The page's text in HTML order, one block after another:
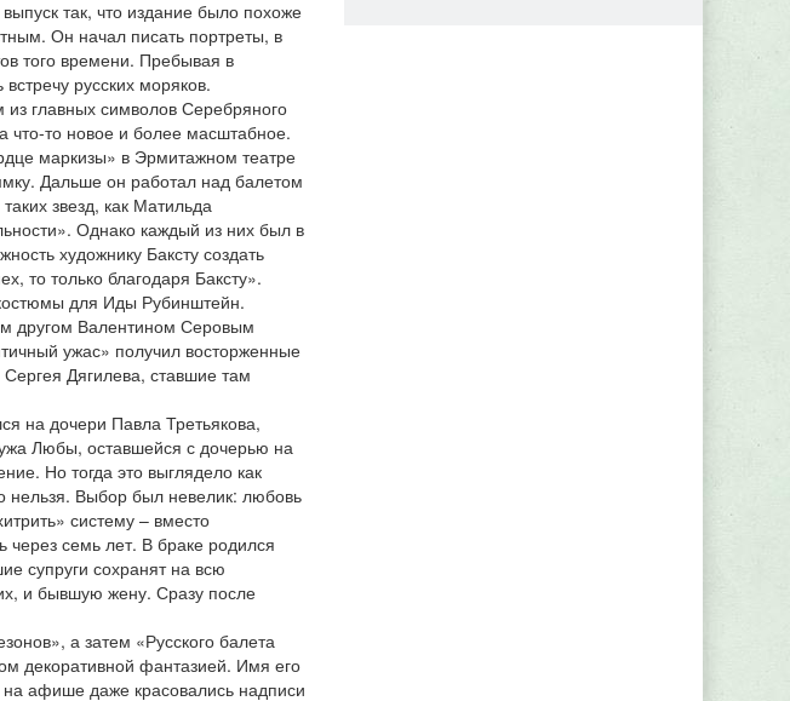
так, что издание было похоже
Он начал писать портреты, в
того времени. Пребывая в
русских моряков.
из главных символов Серебряного
что-то новое и более масштабное.
маркизы» в Эрмитажном театре
Дальше он работал над балетом
звезд, как Матильда
Однако каждый из них был в
художнику Баксту создать
то только благодаря Баксту».
для Иды Рубинштейн.
другом Валентином Серовым
ужас» получил восторженные
Дягилева, ставшие там
на дочери Павла Третьякова,
Любы, оставшейся с дочерью на
Но тогда это выглядело как
нельзя. Выбор был невелик: любовь
систему – вместо
семь лет. В браке родился
супруги сохранят на всю
и бывшую жену. Сразу после
а затем «Русского балета
декоративной фантазией. Имя его
афише даже красовались надписи